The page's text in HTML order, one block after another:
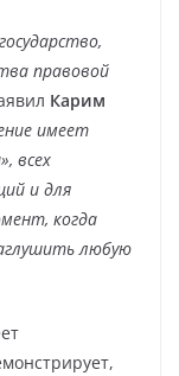
правовой
Карим
имеет
всех
и для
когда
любую